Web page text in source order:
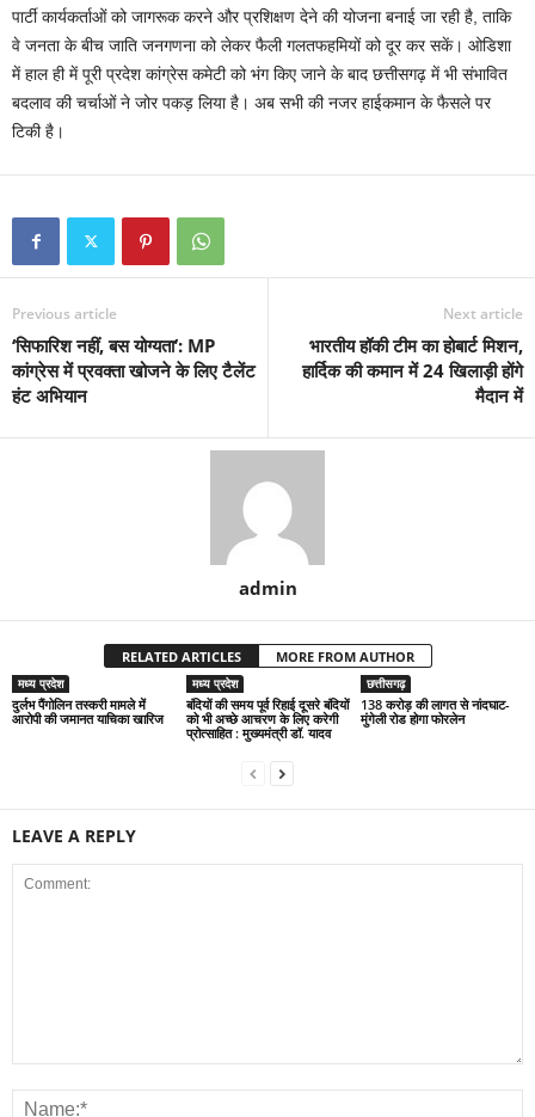
पार्टी कार्यकर्ताओं को जागरूक करने और प्रशिक्षण देने की योजना बनाई जा रही है, ताकि
वे जनता के बीच जाति जनगणना को लेकर फैली गलतफहमियों को दूर कर सकें। ओडिशा
में हाल ही में पूरी प्रदेश कांग्रेस कमेटी को भंग किए जाने के बाद छत्तीसगढ़ में भी संभावित
बदलाव की चर्चाओं ने जोर पकड़ लिया है। अब सभी की नजर हाईकमान के फैसले पर
टिकी है।
Previous article
‘सिफारिश नहीं, बस योग्यता’: MP
कांग्रेस में प्रवक्ता खोजने के लिए टैलेंट
हंट अभियान
Next article
भारतीय हॉकी टीम का होबार्ट मिशन,
हार्दिक की कमान में 24 खिलाड़ी होंगे
मैदान में
admin
RELATED ARTICLES MORE FROM AUTHOR
मध्य प्रदेश
दुर्लभ पैंगोलिन तस्करी मामले में
आरोपी की जमानत याचिका खारिज
मध्य प्रदेश
बंदियों की समय पूर्व रिहाई दूसरे बंदियों
को भी अच्छे आचरण के लिए करेगी
प्रोत्साहित : मुख्यमंत्री डॉ. यादव
छत्तीसगढ़
138 करोड़ की लागत से नांदघाट-
मुंगेली रोड होगा फोरलेन
LEAVE A REPLY